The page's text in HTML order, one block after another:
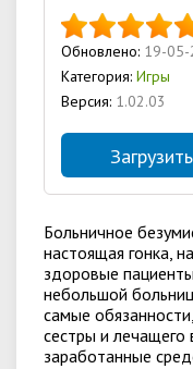
Обновлено: 19-05-
Категория: Игры
Версия: 1.02.03
Загрузить
Больничное
настоящая гонка,
здоровые
небольшой
самые
сестры и лечащего
заработанные